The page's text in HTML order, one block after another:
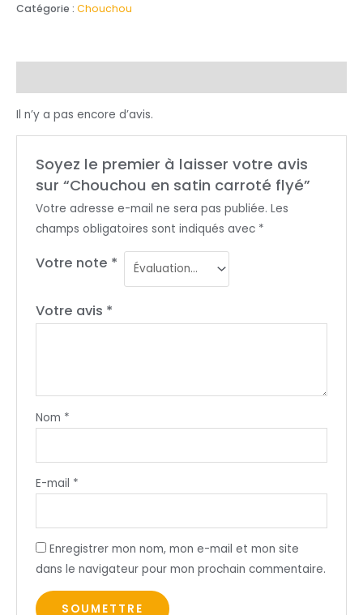
Catégorie : Chouchou
Il n’y a pas encore d’avis.
Soyez le premier à laisser votre avis
sur “Chouchou en satin carroté flyé”
Votre adresse e-mail ne sera pas publiée. Les
champs obligatoires sont indiqués avec *
Votre note *
Votre avis *
Nom *
E-mail *
Enregistrer mon nom, mon e-mail et mon site
dans le navigateur pour mon prochain commentaire.